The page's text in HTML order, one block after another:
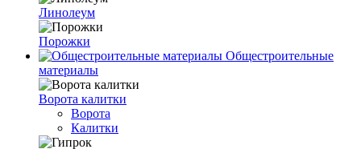
Линолеум
Порожки
Общестроительные
материалы
Ворота калитки
Ворота
Калитки